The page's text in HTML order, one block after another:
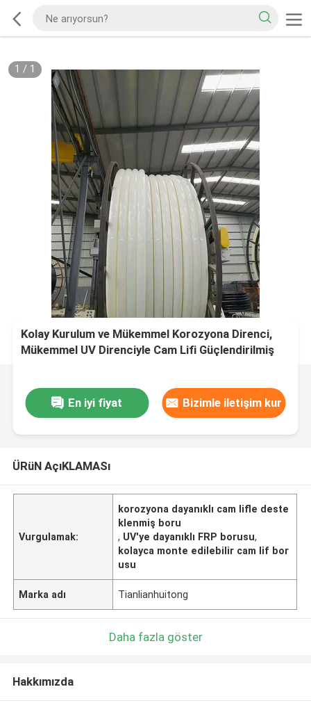
1 / 1
Kolay Kurulum ve Mükemmel Korozyona Direnci,
Mükemmel UV Direnciyle Cam Lifi Güçlendirilmiş
En iyi fiyat Bizimle iletişim kur
ÜRüN AçıKLAMASı
Vurgulamak:
korozyona dayanıklı cam lifle deste
klenmiş boru
, UV'ye dayanıklı FRP borusu,
kolayca monte edilebilir cam lif bor
usu
Marka adı Tianlianhuitong
Daha fazla göster
Hakkımızda